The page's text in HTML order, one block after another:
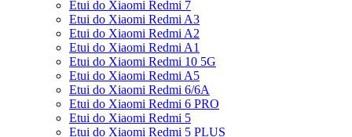
Etui do Xiaomi Redmi 7
Etui do Xiaomi Redmi A3
Etui do Xiaomi Redmi A2
Etui do Xiaomi Redmi A1
Etui do Xiaomi Redmi 10 5G
Etui do Xiaomi Redmi A5
Etui do Xiaomi Redmi 6/6A
Etui do Xiaomi Redmi 6 PRO
Etui do Xiaomi Redmi 5
Etui do Xiaomi Redmi 5 PLUS